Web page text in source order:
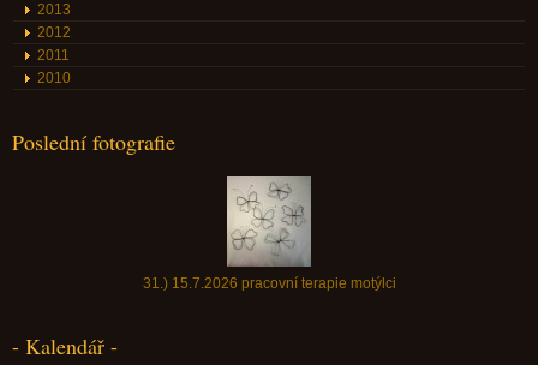
2013
2012
2011
2010
Poslední fotografie
31.) 15.7.2026 pracovní terapie motýlci
- Kalendář -